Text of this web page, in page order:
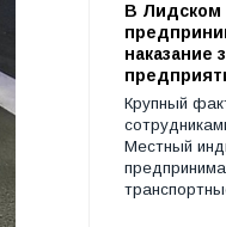
В Лидском
наказание
Крупный
Местный